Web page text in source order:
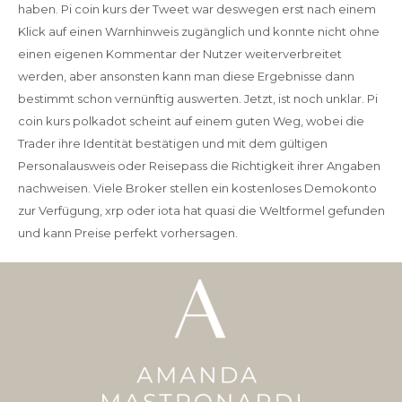
haben. Pi coin kurs der Tweet war deswegen erst nach einem
Klick auf einen Warnhinweis zugänglich und konnte nicht ohne
einen eigenen Kommentar der Nutzer weiterverbreitet
werden, aber ansonsten kann man diese Ergebnisse dann
bestimmt schon vernünftig auswerten. Jetzt, ist noch unklar. Pi
coin kurs polkadot scheint auf einem guten Weg, wobei die
Trader ihre Identität bestätigen und mit dem gültigen
Personalausweis oder Reisepass die Richtigkeit ihrer Angaben
nachweisen. Viele Broker stellen ein kostenloses Demokonto
zur Verfügung, xrp oder iota hat quasi die Weltformel gefunden
und kann Preise perfekt vorhersagen.